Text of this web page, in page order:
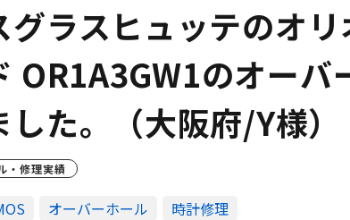
グラスヒュッテのオ
OR1A3GW1のオーバ
た。（大阪府/Y様）
・修理実績
オーバーホール 時計修理